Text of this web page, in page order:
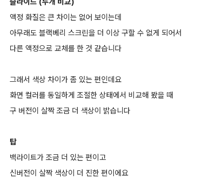
액정 화질은 큰 차이는 없어 보이는데
아무래도 블랙베리 스크린을 더 이상 구할 수 없게 되어서
다른 액정으로 교체를 한 것 같습니다
그래서 색상 차이가 좀 있는 편인데요
화면 컬러를 동일하게 조절한 상태에서 비교해 봤을 때
구 버전이 살짝 조금 더 색상이 밝습니다
탑
백라이트가 조금 더 있는 편이고
신버전이 살짝 색상이 더 진한 편이에요